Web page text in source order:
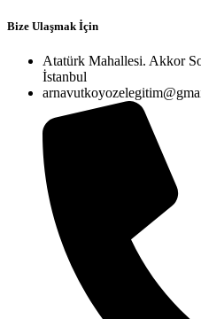
Bize Ulaşmak İçin
Atatürk Mahallesi. Akkor
İstanbul